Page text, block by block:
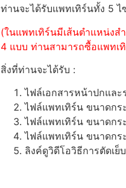
ท่านจะได้รับแพทเทิร์นทั้ง 5 ไ
(ในแพทเทิร์นมีเส้นตำแหน่งส
4 แบบ ท่านสามารถซื้อแพทเ
สิ่งที่ท่านจะได้รับ :
ไฟล์เอกสารหน้าปกแล
ไฟล์แพทเทิร์น ขนาดก
ไฟล์แพทเทิร์น ขนาดกร
ไฟล์แพทเทิร์น ขนาดกร
ลิงค์ดูวิดีโอวิธีการตัดเย็บ